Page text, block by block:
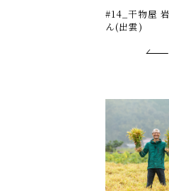
#14_干物屋
ん(出雲)